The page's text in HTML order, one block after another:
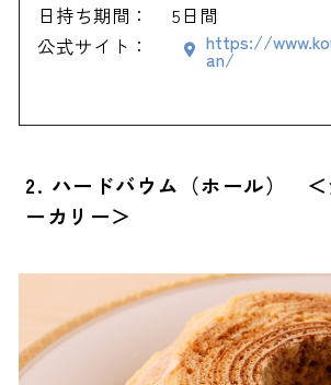
日持ち期間：
5日間
公式サイト：
https://
an/
2. ハードバウム（ホール） ＜
ーカリー＞